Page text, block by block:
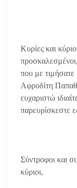
Κυρίες και
που με
Αφροδίτη
ευχαριστώ
παρευρίσκεστε
Σύντροφοι και
κύριοι,